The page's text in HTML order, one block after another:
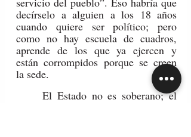
decírselo a alguien a los 18 años
cuando quiere ser político; pero
como no hay escuela de cuadros,
aprende de los que ya ejercen y
están corrompidos porque se creen
la sede.